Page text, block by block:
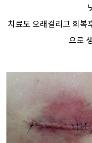
치료도 오래걸리고 회복
으로